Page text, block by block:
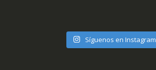
Síguenos en Instagram